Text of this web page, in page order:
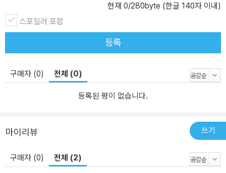
현재 0/280byte (한글 140자 이내)
스포일러 포함
등록
구매자 (0) 전체 (0)
등록된 평이 없습니다.
마이리뷰 쓰기
구매자 (0) 전체 (2)